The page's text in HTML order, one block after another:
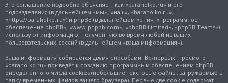
Это соглашение подробно объясняет, как «baraholko.ru» и его
подразделения (в дальнейшем «мы», «наш», «baraholko.ru»,
«https://baraholko.ru») и phpBB (в дальнейшем «они», «программное
обеспечение phpBB», «www.phpbb.com», «phpBB Limited», «phpBB Teams»)
используют информацию, полученную во время любой из ваших
пользовательских сессий (в дальнейшем «ваша информация»).
Ваша информация собирается двумя способами. Во-первых, просмотр
«baraholko.ru» приведёт к созданию программным обеспечением phpBB
определённого числа cookies (небольшие текстовые файлы, загружаемые в
папку временных файлов вашего браузера). Первые две cookie содержат